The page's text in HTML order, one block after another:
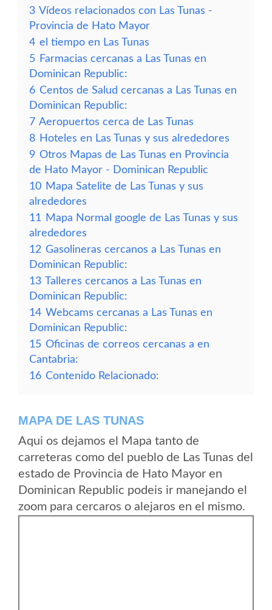
3 Vídeos relacionados con Las Tunas -
Provincia de Hato Mayor
4 el tiempo en Las Tunas
5 Farmacias cercanas a Las Tunas en
Dominican Republic:
6 Centos de Salud cercanas a Las Tunas en
Dominican Republic:
7 Aeropuertos cerca de Las Tunas
8 Hoteles en Las Tunas y sus alrededores
9 Otros Mapas de Las Tunas en Provincia
de Hato Mayor - Dominican Republic
10 Mapa Satelite de Las Tunas y sus
alrededores
11
Mapa Normal google de Las Tunas y sus
alrededores
12 Gasolineras cercanos a Las Tunas en
Dominican Republic:
13 Talleres cercanos a Las Tunas en
Dominican Republic:
14 Webcams cercanas a Las Tunas en
Dominican Republic:
15 Oficinas de correos cercanas a en
Cantabria:
16 Contenido Relacionado:
MAPA DE LAS TUNAS
Aqui os dejamos el Mapa tanto de
carreteras como del pueblo de Las Tunas del
estado de Provincia de Hato Mayor en
Dominican Republic podeis ir manejando el
zoom para cercaros o alejaros en el mismo.